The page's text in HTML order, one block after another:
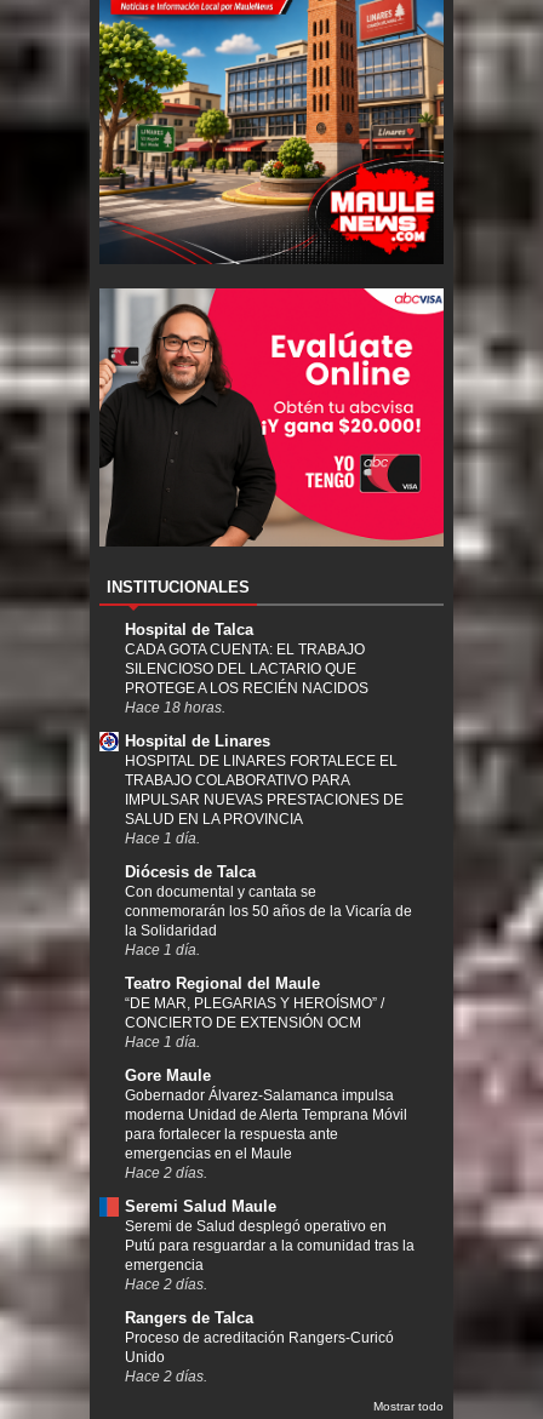
INSTITUCIONALES
Hospital de Talca
CADA GOTA CUENTA: EL TRABAJO
SILENCIOSO DEL LACTARIO QUE
PROTEGE A LOS RECIÉN NACIDOS
Hace 18 horas.
Hospital de Linares
HOSPITAL DE LINARES FORTALECE EL
TRABAJO COLABORATIVO PARA
IMPULSAR NUEVAS PRESTACIONES DE
SALUD EN LA PROVINCIA
Hace 1 día.
Diócesis de Talca
Con documental y cantata se
conmemorarán los 50 años de la Vicaría de
la Solidaridad
Hace 1 día.
Teatro Regional del Maule
“DE MAR, PLEGARIAS Y HEROÍSMO” /
CONCIERTO DE EXTENSIÓN OCM
Hace 1 día.
Gore Maule
Gobernador Álvarez-Salamanca impulsa
moderna Unidad de Alerta Temprana Móvil
para fortalecer la respuesta ante
emergencias en el Maule
Hace 2 días.
Seremi Salud Maule
Seremi de Salud desplegó operativo en
Putú para resguardar a la comunidad tras la
emergencia
Hace 2 días.
Rangers de Talca
Proceso de acreditación Rangers-Curicó
Unido
Hace 2 días.
Mostrar todo